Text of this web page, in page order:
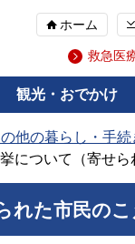
ホーム
救急医
観光・おでかけ
他の暮らし・手続
について（寄せら
れた市民のこ